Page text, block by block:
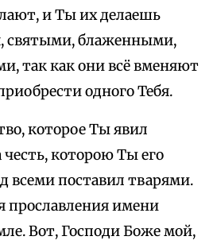
и Ты их делаешь
святыми, блаженными,
так как они всё вменяют
одного Тебя.
которое Ты явил
честь, которою Ты его
всеми поставил тварями.
прославления имени
Вот, Господи Боже мой,